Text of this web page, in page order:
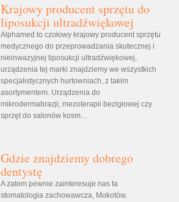
Krajowy producent sprzętu do
liposukcji ultradźwiękowej
Alphamed to czołowy krajowy producent sprzętu
medycznego do przeprowadzania skutecznej i
nieinwazyjnej liposukcji ultradźwiękowej,
urządzenia tej marki znajdziemy we wszystkich
specjalistycznych hurtowniach, z takim
asortymentem. Urządzenia do
mikrodermabrazji, mezoterapii bezigłowej czy
sprzęt do salonów kosm...
Gdzie znajdziemy dobrego
dentystę
A zatem pewnie zainteresuje nas ta
stomatologia zachowawcza, Mokotów.